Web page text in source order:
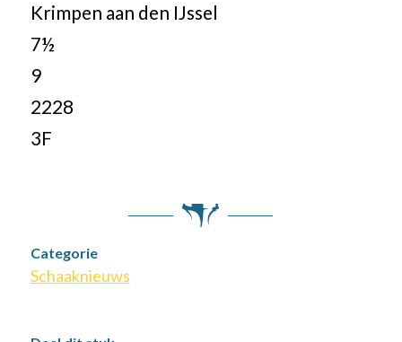
Krimpen aan den IJssel
7½
9
2228
3F
Categorie
Schaaknieuws